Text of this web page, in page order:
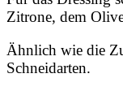
Zitrone, dem
Ähnlich wie die
Schneidarten.